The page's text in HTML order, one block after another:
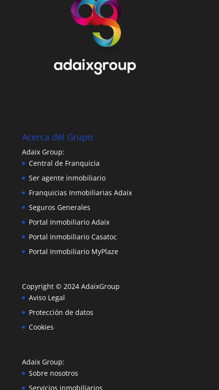
Acerca del Grupo
Adaix Group:
Central de Franquicia
Ser agente inmobiliario
Franquicias Inmobiliarias Adaix
Seguros Generales
Portal Inmobiliario Adaix
Portal Inmobiliario Casatoc
Portal Inmobiliario MyPlaze
Copyright © 2024 AdaixGroup
Aviso Legal
Protección de datos
Cookies
Adaix Group:
Sobre nosotros
Servicios inmobiliarios